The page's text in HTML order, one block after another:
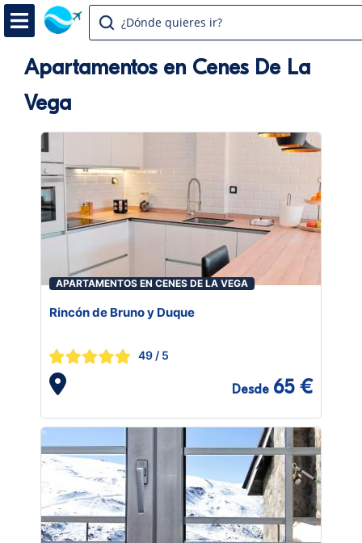
¿Dónde quieres ir?
Apartamentos en Cenes De La
Vega
APARTAMENTOS EN CENES DE LA VEGA
Rincón de Bruno y Duque
49 / 5
Desde 65 €